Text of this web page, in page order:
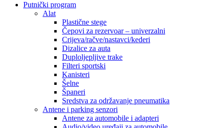
Putnički program
Alat
Plastične stege
Čepovi za rezervoar – univerzalni
Crijeva/račve/nastavci/kederi
Dizalice za auta
Duploljepljive trake
Filteri sportski
Kanisteri
Šelne
Španeri
Sredstva za održavanje pneumatika
Antene i parking senzori
Antene za automobile i adapteri